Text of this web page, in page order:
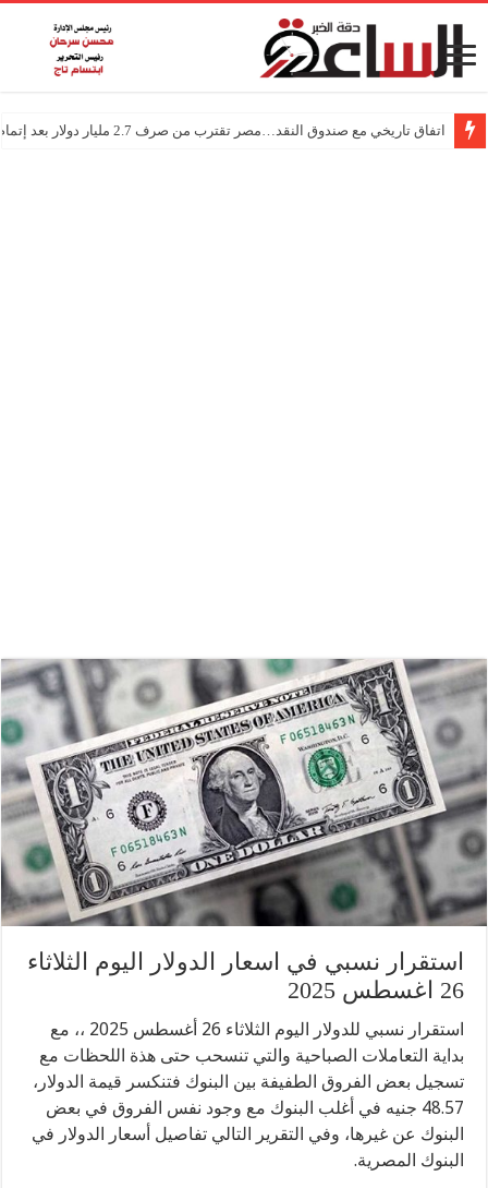
اتفاق تاريخي مع صندوق النقد…مصر تقترب من صرف 2.7 مليار دولار بعد إتمام المراجعتين
استقرار نسبي في اسعار الدولار اليوم الثلاثاء
26 اغسطس 2025
استقرار نسبي للدولار اليوم الثلاثاء 26 أغسطس 2025 ،، مع
بداية التعاملات الصباحية والتي تنسحب حتى هذة اللحظات مع
تسجيل بعض الفروق الطفيفة بين البنوك فتنكسر قيمة الدولار،
48.57 جنيه في أغلب البنوك مع وجود نفس الفروق في بعض
البنوك عن غيرها، وفي التقرير التالي تفاصيل أسعار الدولار في
البنوك المصرية.